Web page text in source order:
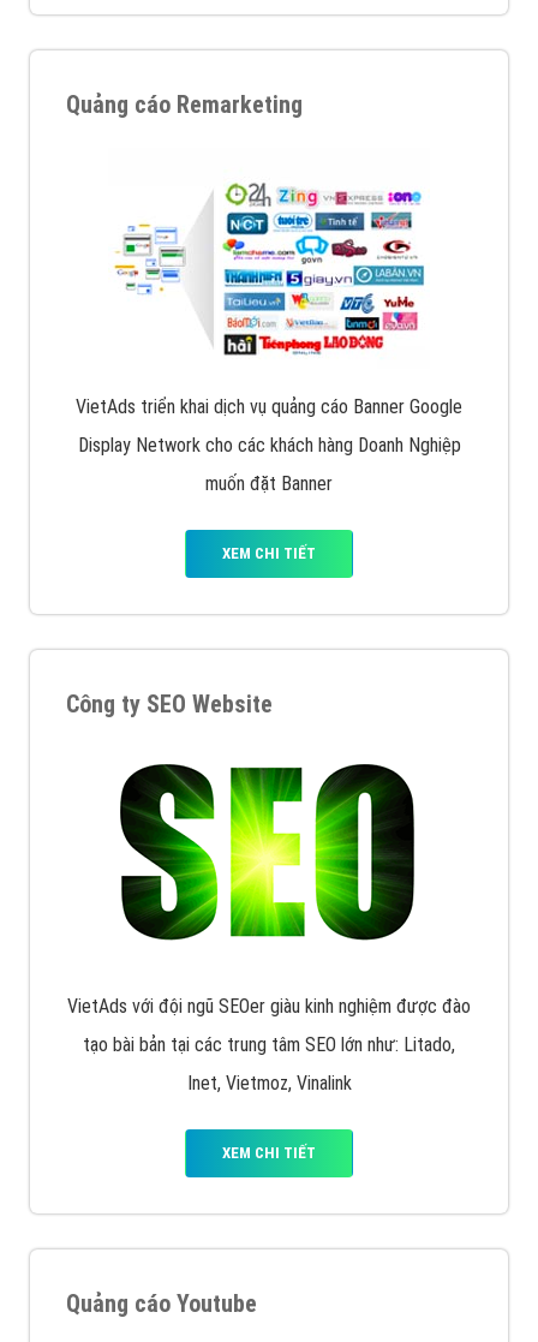
Quảng cáo Remarketing
VietAds triển khai dịch vụ quảng cáo Banner Google
Display Network cho các khách hàng Doanh Nghiệp
muốn đặt Banner
XEM CHI TIẾT
Công ty SEO Website
VietAds với đội ngũ SEOer giàu kinh nghiệm được đào
tạo bài bản tại các trung tâm SEO lớn như: Litado,
Inet, Vietmoz, Vinalink
XEM CHI TIẾT
Quảng cáo Youtube